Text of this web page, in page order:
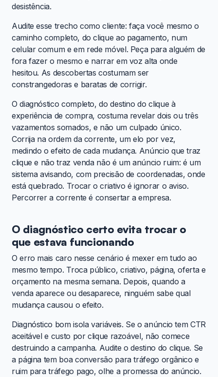
desistência.
Audite esse trecho como cliente: faça você mesmo o
caminho completo, do clique ao pagamento, num
celular comum e em rede móvel. Peça para alguém de
fora fazer o mesmo e narrar em voz alta onde
hesitou. As descobertas costumam ser
constrangedoras e baratas de corrigir.
O diagnóstico completo, do destino do clique à
experiência de compra, costuma revelar dois ou três
vazamentos somados, e não um culpado único.
Corrija na ordem da corrente, um elo por vez,
medindo o efeito de cada mudança. Anúncio que traz
clique e não traz venda não é um anúncio ruim: é um
sistema avisando, com precisão de coordenadas, onde
está quebrado. Trocar o criativo é ignorar o aviso.
Percorrer a corrente é consertar a empresa.
O diagnóstico certo evita trocar o
que estava funcionando
O erro mais caro nesse cenário é mexer em tudo ao
mesmo tempo. Troca público, criativo, página, oferta e
orçamento na mesma semana. Depois, quando a
venda aparece ou desaparece, ninguém sabe qual
mudança causou o efeito.
Diagnóstico bom isola variáveis. Se o anúncio tem CTR
aceitável e custo por clique razoável, não comece
destruindo a campanha. Audite o destino do clique. Se
a página tem boa conversão para tráfego orgânico e
ruim para tráfego pago, olhe a promessa do anúncio.